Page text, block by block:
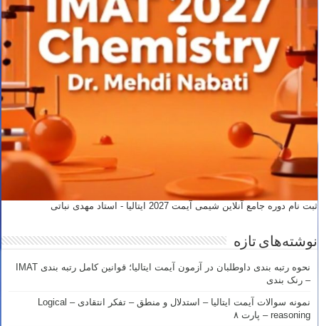
ثبت نام دوره جامع آنلاین شیمی آیمت 2027 ایتالیا - استاد مهدی نباتی
نوشته‌های تازه
نحوه رتبه بندی داوطلبان در آزمون آیمت ایتالیا؛ قوانین کامل رتبه بندی IMAT
– رنک بندی
نمونه سوالات آیمت ایتالیا – استدلال و منطق – تفکر انتقادی – Logical
reasoning – پارت ۸